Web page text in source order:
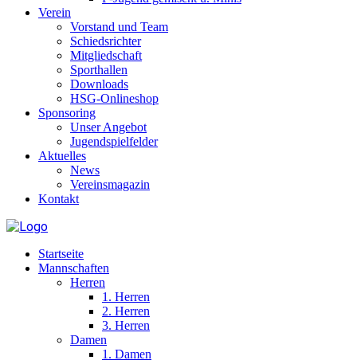
Verein
Vorstand und Team
Schiedsrichter
Mitgliedschaft
Sporthallen
Downloads
HSG-Onlineshop
Sponsoring
Unser Angebot
Jugendspielfelder
Aktuelles
News
Vereinsmagazin
Kontakt
Startseite
Mannschaften
Herren
1. Herren
2. Herren
3. Herren
Damen
1. Damen